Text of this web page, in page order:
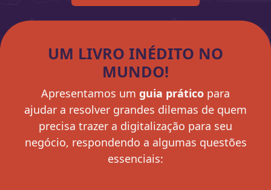
UM LIVRO INÉDITO NO
MUNDO!
Apresentamos um guia prático para
ajudar a resolver grandes dilemas de quem
precisa trazer a digitalização para seu
negócio, respondendo a algumas questões
essenciais: